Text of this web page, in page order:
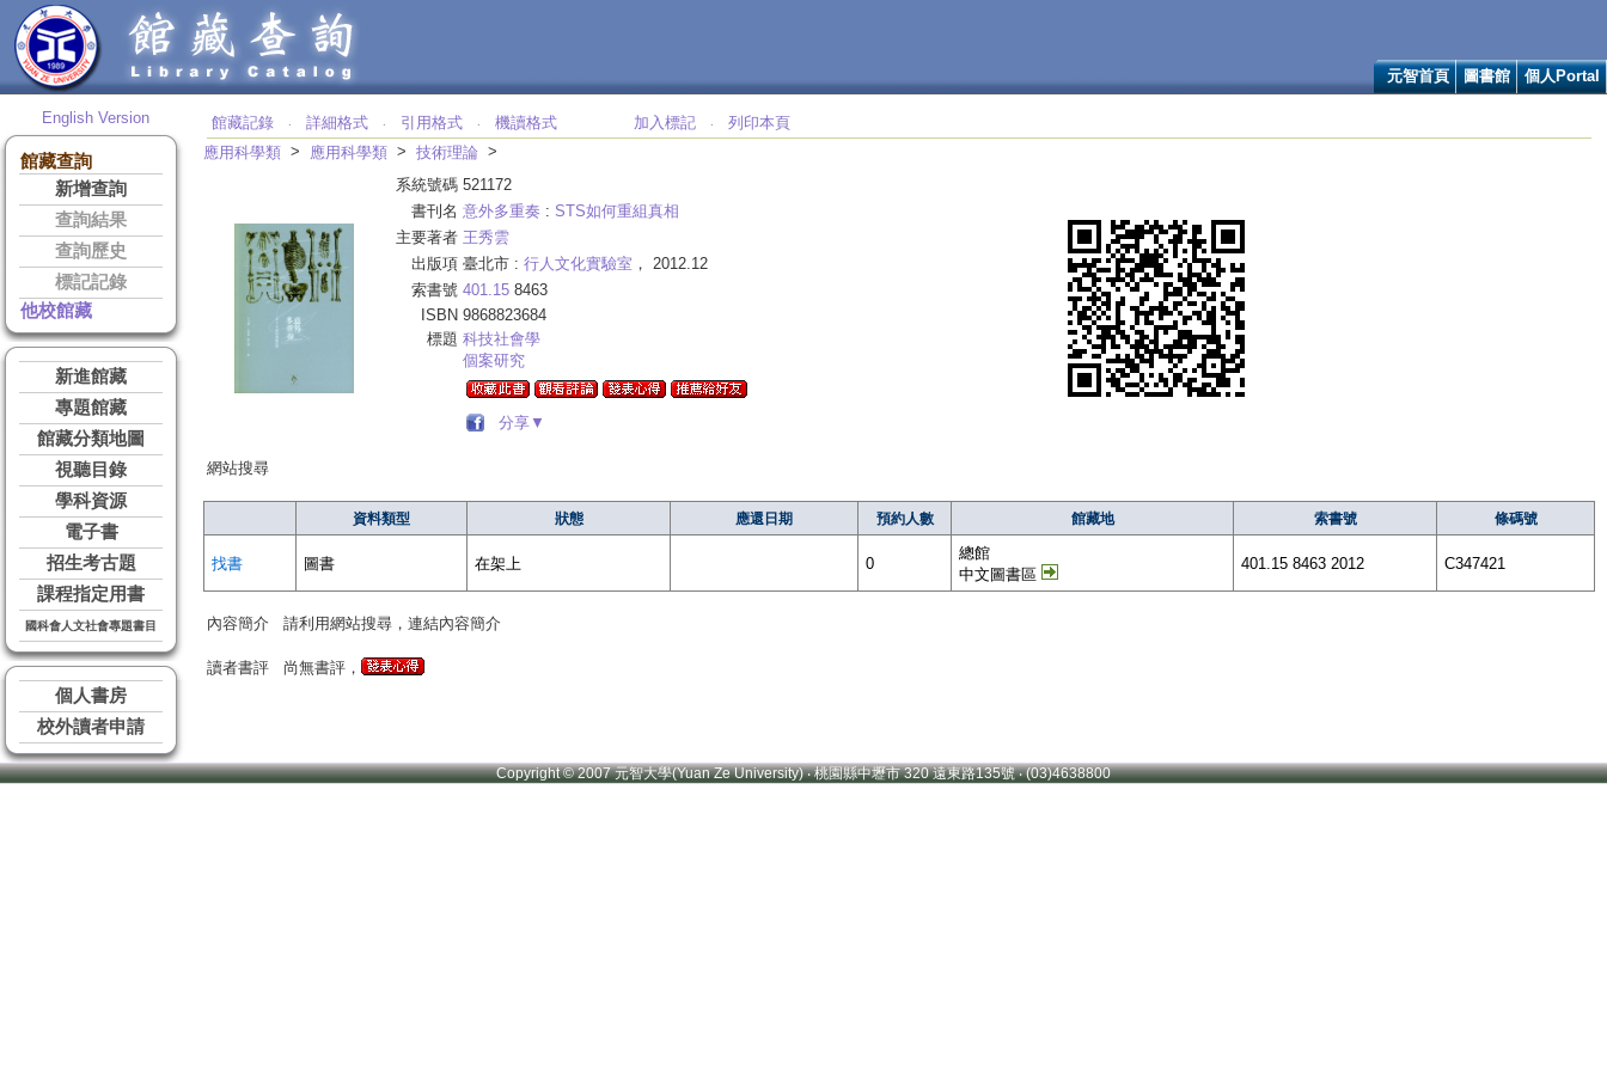
元智首頁 圖書館 個人Portal
English Version
館藏查詢
新增查詢
查詢結果
查詢歷史
標記記錄
他校館藏
新進館藏
專題館藏
館藏分類地圖
視聽目錄
學科資源
電子書
招生考古題
課程指定用書
國科會人文社會專題書目
個人書房
校外讀者申請
館藏記錄 ‧ 詳細格式 ‧ 引用格式 ‧ 機讀格式 加入標記 ‧
列印本頁
應用科學類 > 應用科學類 > 技術理論 >
系統號碼 521172
書刊名 意外多重奏 : STS如何重組真相
主要著者 王秀雲
出版項 臺北市 : 行人文化實驗室 ， 2012.12
索書號 401.15 8463
ISBN 9868823684
標題 科技社會學
個案研究
分享▼
網站搜尋
資料類型 狀態 應還日期 預約人數 館藏地 索書號 條碼號
找書 圖書 在架上 0
總館
中文圖書區
401.15 8463 2012 C347421
內容簡介 請利用網站搜尋，連結內容簡介
讀者書評 尚無書評，
Copyright © 2007 元智大學(Yuan Ze University) ‧ 桃園縣中壢市 320 遠東路135號 ‧ (03)4638800